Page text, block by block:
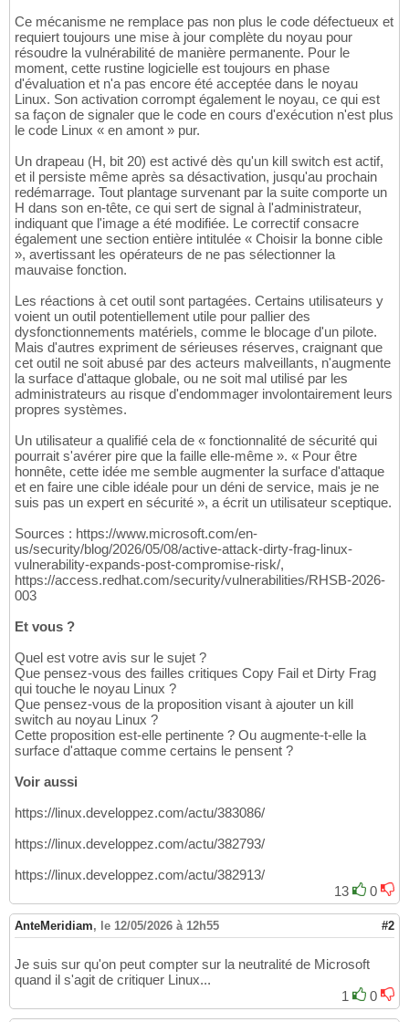
Ce mécanisme ne remplace pas non plus le code défectueux et
requiert toujours une mise à jour complète du noyau pour
résoudre la vulnérabilité de manière permanente. Pour le
moment, cette rustine logicielle est toujours en phase
d'évaluation et n'a pas encore été acceptée dans le noyau
Linux. Son activation corrompt également le noyau, ce qui est
sa façon de signaler que le code en cours d'exécution n'est plus
le code Linux « en amont » pur.
Un drapeau (H, bit 20) est activé dès qu'un kill switch est actif,
et il persiste même après sa désactivation, jusqu'au prochain
redémarrage. Tout plantage survenant par la suite comporte un
H dans son en-tête, ce qui sert de signal à l'administrateur,
indiquant que l'image a été modifiée. Le correctif consacre
également une section entière intitulée « Choisir la bonne cible
», avertissant les opérateurs de ne pas sélectionner la
mauvaise fonction.
Les réactions à cet outil sont partagées. Certains utilisateurs y
voient un outil potentiellement utile pour pallier des
dysfonctionnements matériels, comme le blocage d'un pilote.
Mais d'autres expriment de sérieuses réserves, craignant que
cet outil ne soit abusé par des acteurs malveillants, n'augmente
la surface d'attaque globale, ou ne soit mal utilisé par les
administrateurs au risque d'endommager involontairement leurs
propres systèmes.
Un utilisateur a qualifié cela de « fonctionnalité de sécurité qui
pourrait s'avérer pire que la faille elle-même ». « Pour être
honnête, cette idée me semble augmenter la surface d'attaque
et en faire une cible idéale pour un déni de service, mais je ne
suis pas un expert en sécurité », a écrit un utilisateur sceptique.
Sources : https://www.microsoft.com/en-
us/security/blog/2026/05/08/active-attack-dirty-frag-linux-
vulnerability-expands-post-compromise-risk/,
https://access.redhat.com/security/vulnerabilities/RHSB-2026-
003
Et vous ?
Quel est votre avis sur le sujet ?
Que pensez-vous des failles critiques Copy Fail et Dirty Frag
qui touche le noyau Linux ?
Que pensez-vous de la proposition visant à ajouter un kill
switch au noyau Linux ?
Cette proposition est-elle pertinente ? Ou augmente-t-elle la
surface d'attaque comme certains le pensent ?
Voir aussi
https://linux.developpez.com/actu/383086/
https://linux.developpez.com/actu/382793/
https://linux.developpez.com/actu/382913/
13
0
AnteMeridiam, le 12/05/2026 à 12h55 #2
Je suis sur qu'on peut compter sur la neutralité de Microsoft
quand il s'agit de critiquer Linux...
1
0